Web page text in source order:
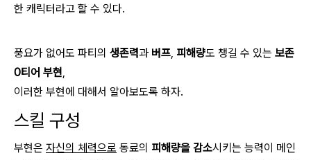
한 캐릭터라고 할 수 있다.
풍요가 없어도 파티의 생존력과 버프, 피해량도 챙길 수 있는 보존
0티어 부현,
이러한 부현에 대해서 알아보도록 하자.
스킬 구성
부현은 자신의 체력으로 동료의 피해량을 감소시키는 능력이 메인